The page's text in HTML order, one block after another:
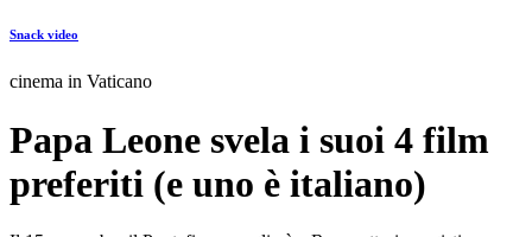
Snack video
cinema in Vaticano
Papa Leone svela i suoi 4 film
preferiti (e uno è italiano)